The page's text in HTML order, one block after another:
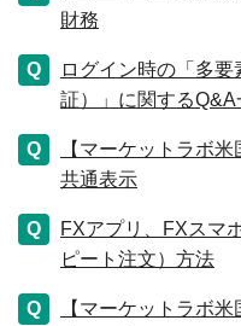
財務
ログイン時の「多
証）」に関するQ&A
【マーケットラボ
共通表示
FXアプリ、FXスマ
ピート注文）方法
【マーケットラボ